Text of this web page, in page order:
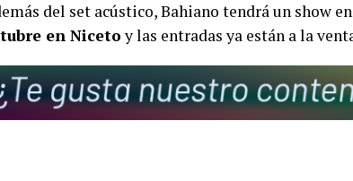
del set acústico, Bahiano tendrá un show
en Nicetoy las entradas ya están a la